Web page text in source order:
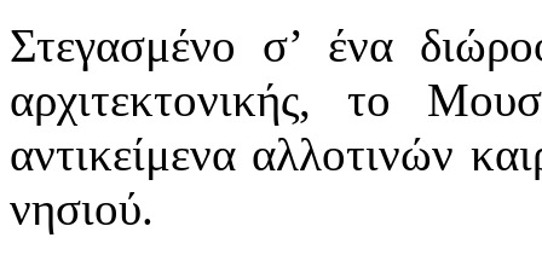
Στεγασμένο σ’ ένα
αρχιτεκτονικής, το
αντικείμενα αλλοτινών
νησιού.